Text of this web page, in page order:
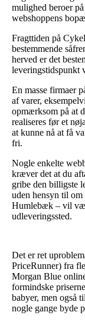
mulighed beroer
webshoppens
Fragttiden på
bestemmende
herved er det
leveringstidspunkt
En masse firmaer
af varer,
opmærksom på at
realiseres før et
at kunne nå at få
fri.
Nogle enkelte
kræver det at du
gribe den billigste
uden hensyn til
Humlebæk – vil
udleveringssted.
Det er ret
PriceRunner) fra
Morgan Blue
formindske
babyer, men også
nogle gange byde